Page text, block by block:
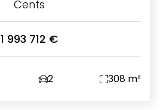
Cents
1 993 712 €
2 308 m²